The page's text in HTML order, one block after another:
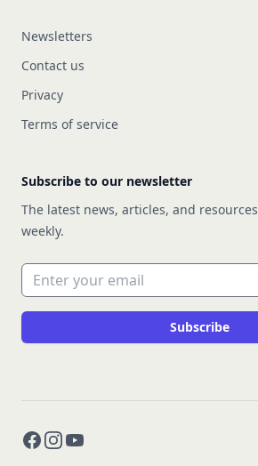
Newsletters
Contact us
Privacy
Terms of service
Subscribe to our newsletter
The latest news, articles, and
weekly.
Email address
Subscribe
Facebook
Instagram
YouTube